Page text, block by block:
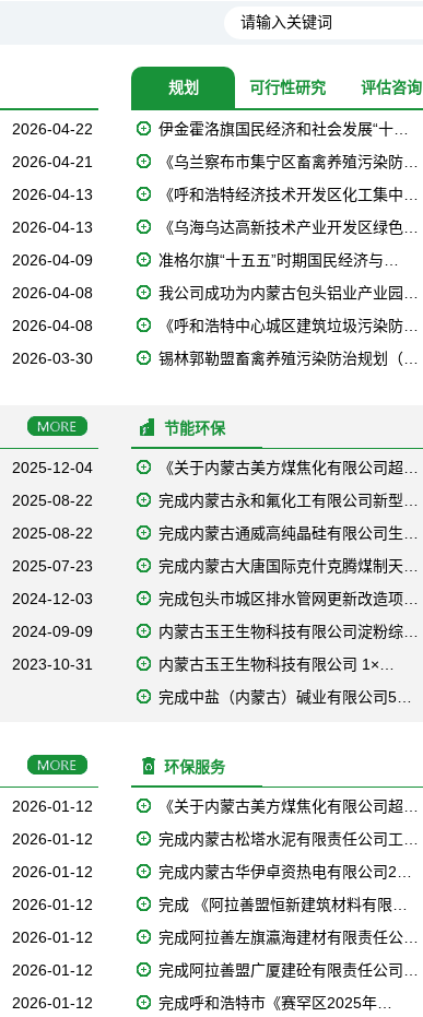
2026-04-22
2026-04-21
2026-04-13
2026-04-13
2026-04-09
2026-04-08
2026-04-08
2026-03-30
规划 可行性研究 评估咨询
伊金霍洛旗国民经济和社会发展“十…
《乌兰察布市集宁区畜禽养殖污染防…
《呼和浩特经济技术开发区化工集中…
《乌海乌达高新技术产业开发区绿色…
准格尔旗“十五五”时期国民经济与…
我公司成功为内蒙古包头铝业产业园…
《呼和浩特中心城区建筑垃圾污染防…
锡林郭勒盟畜禽养殖污染防治规划（…
2025-12-04
2025-08-22
2025-08-22
2025-07-23
2024-12-03
2024-09-09
2023-10-31
节能环保
《关于内蒙古美方煤焦化有限公司超…
完成内蒙古永和氟化工有限公司新型…
完成内蒙古通威高纯晶硅有限公司生…
完成内蒙古大唐国际克什克腾煤制天…
完成包头市城区排水管网更新改造项…
内蒙古玉王生物科技有限公司淀粉综…
内蒙古玉王生物科技有限公司 1×…
完成中盐（内蒙古）碱业有限公司5…
2026-01-12
2026-01-12
2026-01-12
2026-01-12
2026-01-12
2026-01-12
2026-01-12
环保服务
《关于内蒙古美方煤焦化有限公司超…
完成内蒙古松塔水泥有限责任公司工…
完成内蒙古华伊卓资热电有限公司2…
完成 《阿拉善盟恒新建筑材料有限…
完成阿拉善左旗瀛海建材有限责任公…
完成阿拉善盟广厦建砼有限责任公司…
完成呼和浩特市《赛罕区2025年…